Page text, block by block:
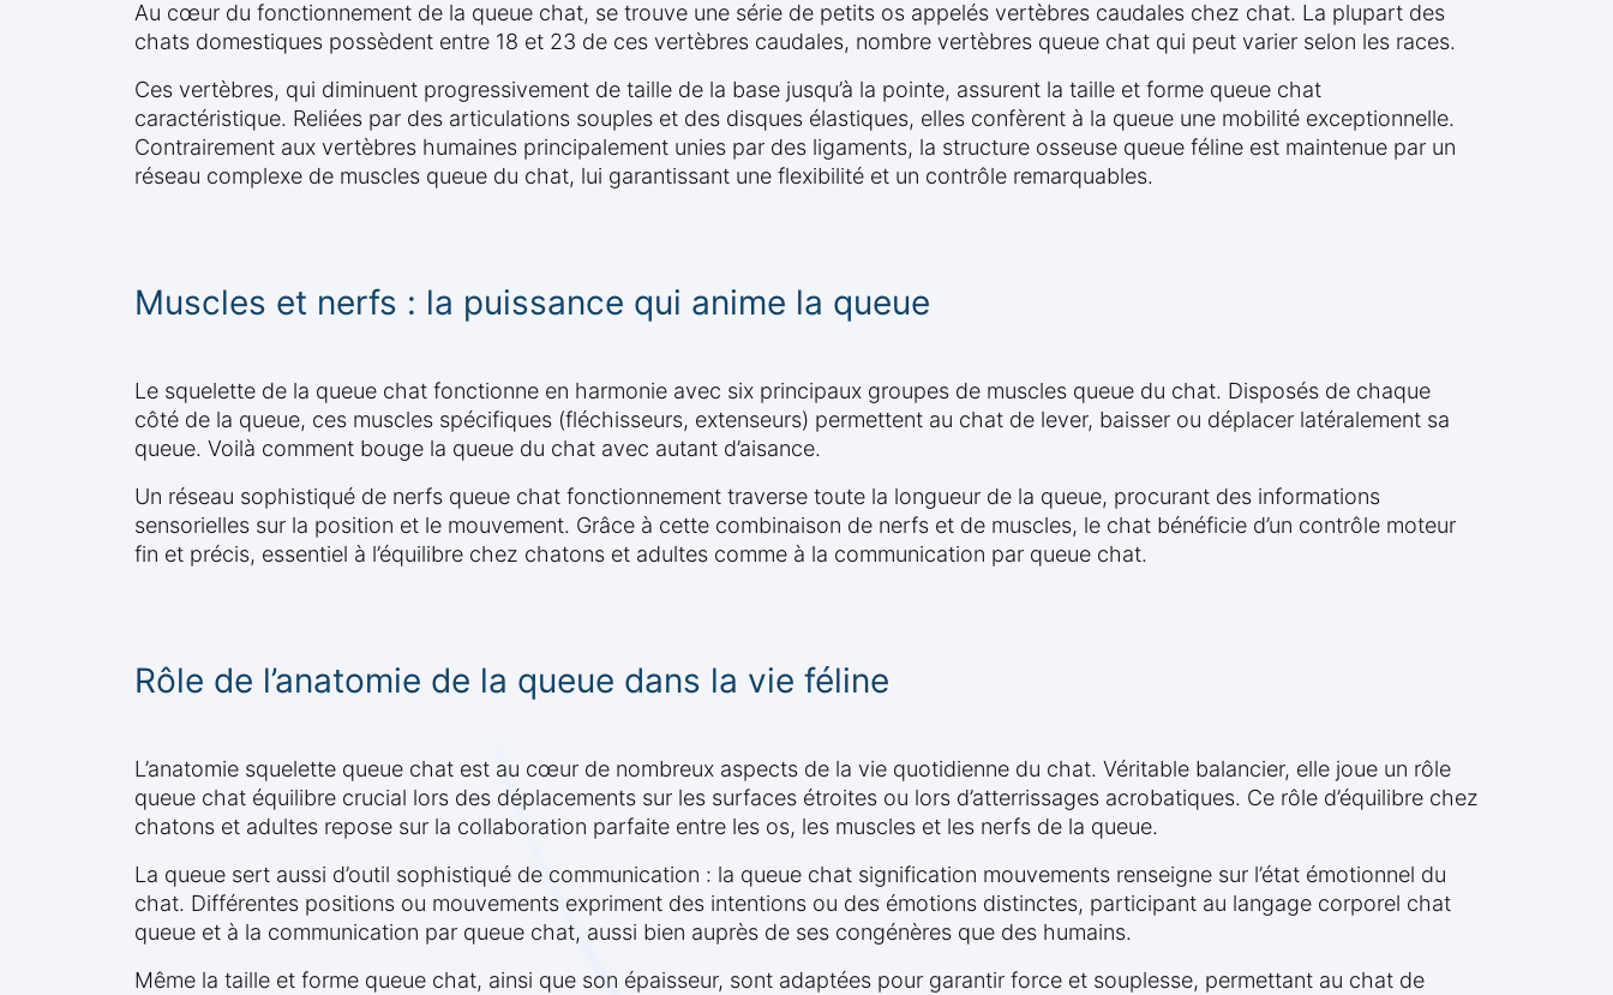
Au cœur du fonctionnement de la queue chat, se trouve une série de petits os appelés vertèbres caudales chez chat. La plupart des
chats domestiques possèdent entre 18 et 23 de ces vertèbres caudales, nombre vertèbres queue chat qui peut varier selon les races.
Ces vertèbres, qui diminuent progressivement de taille de la base jusqu’à la pointe, assurent la taille et forme queue chat
caractéristique. Reliées par des articulations souples et des disques élastiques, elles confèrent à la queue une mobilité exceptionnelle.
Contrairement aux vertèbres humaines principalement unies par des ligaments, la structure osseuse queue féline est maintenue par un
réseau complexe de muscles queue du chat, lui garantissant une flexibilité et un contrôle remarquables.
Muscles et nerfs : la puissance qui anime la queue
Le squelette de la queue chat fonctionne en harmonie avec six principaux groupes de muscles queue du chat. Disposés de chaque
côté de la queue, ces muscles spécifiques (fléchisseurs, extenseurs) permettent au chat de lever, baisser ou déplacer latéralement sa
queue. Voilà comment bouge la queue du chat avec autant d’aisance.
Un réseau sophistiqué de nerfs queue chat fonctionnement traverse toute la longueur de la queue, procurant des informations
sensorielles sur la position et le mouvement. Grâce à cette combinaison de nerfs et de muscles, le chat bénéficie d’un contrôle moteur
fin et précis, essentiel à l’équilibre chez chatons et adultes comme à la communication par queue chat.
Rôle de l’anatomie de la queue dans la vie féline
L’anatomie squelette queue chat est au cœur de nombreux aspects de la vie quotidienne du chat. Véritable balancier, elle joue un rôle
queue chat équilibre crucial lors des déplacements sur les surfaces étroites ou lors d’atterrissages acrobatiques. Ce rôle d’équilibre chez
chatons et adultes repose sur la collaboration parfaite entre les os, les muscles et les nerfs de la queue.
La queue sert aussi d’outil sophistiqué de communication : la queue chat signification mouvements renseigne sur l’état émotionnel du
chat. Différentes positions ou mouvements expriment des intentions ou des émotions distinctes, participant au langage corporel chat
queue et à la communication par queue chat, aussi bien auprès de ses congénères que des humains.
Même la taille et forme queue chat, ainsi que son épaisseur, sont adaptées pour garantir force et souplesse, permettant au chat de